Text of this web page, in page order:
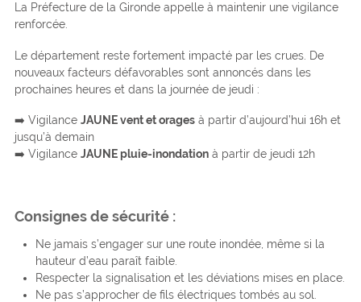
La Préfecture de la Gironde appelle à maintenir une vigilance
renforcée.
Le département reste fortement impacté par les crues. De
nouveaux facteurs défavorables sont annoncés dans les
prochaines heures et dans la journée de jeudi :
➡️ Vigilance JAUNE vent et oragesà partir d’aujourd’hui 16h et
jusqu’à demain
➡️ Vigilance JAUNE pluie-inondationà partir de jeudi 12h
Consignes de sécurité :
Ne jamais s’engager sur une route inondée, même si la
hauteur d’eau paraît faible.
Respecter la signalisation et les déviations mises en place.
Ne pas s’approcher de fils électriques tombés au sol.